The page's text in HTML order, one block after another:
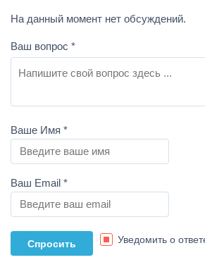
На данный момент нет обсуждений.
Ваш вопрос *
Ваше Имя *
Ваш Email *
Уведомить о